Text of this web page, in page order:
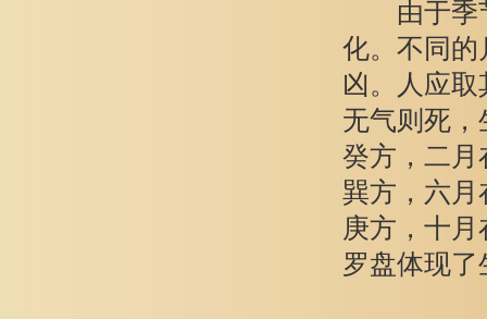
由于季节
化。不同的
凶。人应
无气则死，
癸方，二月
巽方，六月
庚方，十
罗盘体现